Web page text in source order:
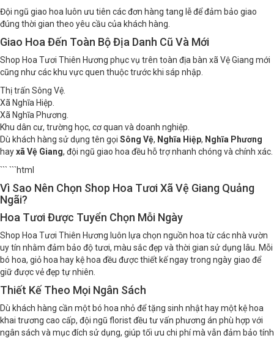
Đội ngũ giao hoa luôn ưu tiên các đơn hàng tang lễ để đảm bảo giao
đúng thời gian theo yêu cầu của khách hàng.
Giao Hoa Đến Toàn Bộ Địa Danh Cũ Và Mới
Shop Hoa Tươi Thiên Hương phục vụ trên toàn địa bàn xã Vệ Giang mới
cũng như các khu vực quen thuộc trước khi sáp nhập.
Thị trấn Sông Vệ.
Xã Nghĩa Hiệp.
Xã Nghĩa Phương.
Khu dân cư, trường học, cơ quan và doanh nghiệp.
Dù khách hàng sử dụng tên gọi Sông Vệ, Nghĩa Hiệp, Nghĩa Phương
hayxã Vệ Giang, đội ngũ giao hoa đều hỗ trợ nhanh chóng và chính xác.
``` ```html
Vì Sao Nên Chọn Shop Hoa Tươi Xã Vệ Giang Quảng
Ngãi?
Hoa Tươi Được Tuyển Chọn Mỗi Ngày
Shop Hoa Tươi Thiên Hương luôn lựa chọn nguồn hoa từ các nhà vườn
uy tín nhằm đảm bảo độ tươi, màu sắc đẹp và thời gian sử dụng lâu. Mỗi
bó hoa, giỏ hoa hay kệ hoa đều được thiết kế ngay trong ngày giao để
giữ được vẻ đẹp tự nhiên.
Thiết Kế Theo Mọi Ngân Sách
Dù khách hàng cần một bó hoa nhỏ để tặng sinh nhật hay một kệ hoa
khai trương cao cấp, đội ngũ florist đều tư vấn phương án phù hợp với
ngân sách và mục đích sử dụng, giúp tối ưu chi phí mà vẫn đảm bảo tính